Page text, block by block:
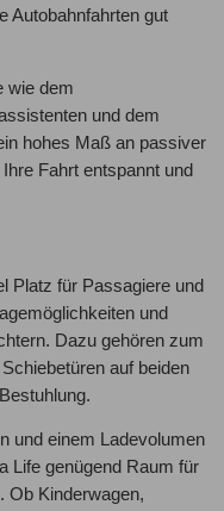
Autobahnfahrten gut
wie dem
und dem
hohes Maß an passiver
Fahrt entspannt und
Platz für Passagiere und
und
Dazu gehören zum
auf beiden
und einem Ladevolumen
Life genügend Raum für
Ob Kinderwagen,